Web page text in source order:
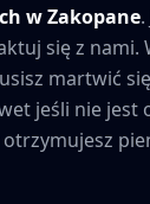
wZakopane
się z nami.
martwić
jeśli nie jest